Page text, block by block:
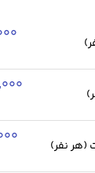
(هر نفر)